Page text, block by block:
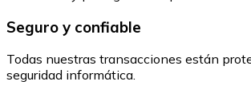
Seguro y confiable
Todas nuestras transacciones están
seguridad informática.